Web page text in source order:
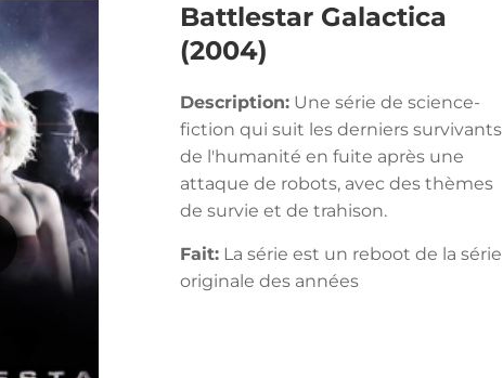
Battlestar Galactica
(2004)
Description: Une série de science-
fiction qui suit les derniers survivants
de l'humanité en fuite après une
attaque de robots, avec des thèmes
de survie et de trahison.
Fait: La série est un reboot de la série
originale des années